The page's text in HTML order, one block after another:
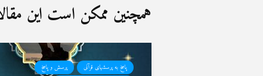
همچنین ممکن است این
پاسخ به پرسشهای قرآنی
پرسش و پاسخ